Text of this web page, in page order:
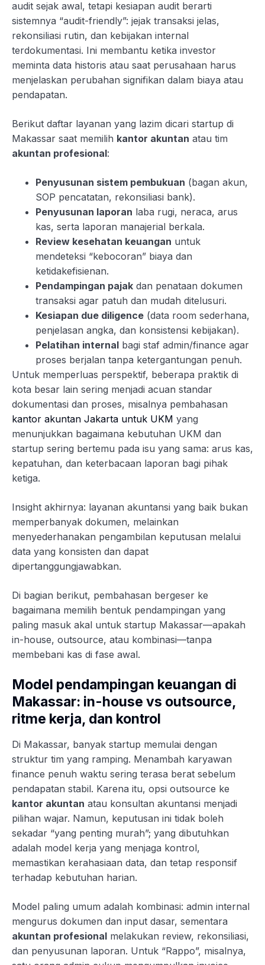
audit sejak awal, tetapi kesiapan audit berarti
sistemnya “audit-friendly”: jejak transaksi jelas,
rekonsiliasi rutin, dan kebijakan internal
terdokumentasi. Ini membantu ketika investor
meminta data historis atau saat perusahaan harus
menjelaskan perubahan signifikan dalam biaya atau
pendapatan.
Berikut daftar layanan yang lazim dicari startup di
Makassar saat memilih kantor akuntan atau tim
akuntan profesional:
Penyusunan sistem pembukuan (bagan akun,
SOP pencatatan, rekonsiliasi bank).
Penyusunan laporan laba rugi, neraca, arus
kas, serta laporan manajerial berkala.
Review kesehatan keuangan untuk
mendeteksi “kebocoran” biaya dan
ketidakefisienan.
Pendampingan pajak dan penataan dokumen
transaksi agar patuh dan mudah ditelusuri.
Kesiapan due diligence (data room sederhana,
penjelasan angka, dan konsistensi kebijakan).
Pelatihan internal bagi staf admin/finance agar
proses berjalan tanpa ketergantungan penuh.
Untuk memperluas perspektif, beberapa praktik di
kota besar lain sering menjadi acuan standar
dokumentasi dan proses, misalnya pembahasan
kantor akuntan Jakarta untuk UKM yang
menunjukkan bagaimana kebutuhan UKM dan
startup sering bertemu pada isu yang sama: arus kas,
kepatuhan, dan keterbacaan laporan bagi pihak
ketiga.
Insight akhirnya: layanan akuntansi yang baik bukan
memperbanyak dokumen, melainkan
menyederhanakan pengambilan keputusan melalui
data yang konsisten dan dapat
dipertanggungjawabkan.
Di bagian berikut, pembahasan bergeser ke
bagaimana memilih bentuk pendampingan yang
paling masuk akal untuk startup Makassar—apakah
in-house, outsource, atau kombinasi—tanpa
membebani kas di fase awal.
Model pendampingan keuangan di
Makassar: in-house vs outsource,
ritme kerja, dan kontrol
Di Makassar, banyak startup memulai dengan
struktur tim yang ramping. Menambah karyawan
finance penuh waktu sering terasa berat sebelum
pendapatan stabil. Karena itu, opsi outsource ke
kantor akuntan atau konsultan akuntansi menjadi
pilihan wajar. Namun, keputusan ini tidak boleh
sekadar “yang penting murah”; yang dibutuhkan
adalah model kerja yang menjaga kontrol,
memastikan kerahasiaan data, dan tetap responsif
terhadap kebutuhan harian.
Model paling umum adalah kombinasi: admin internal
mengurus dokumen dan input dasar, sementara
akuntan profesional melakukan review, rekonsiliasi,
dan penyusunan laporan. Untuk “Rappo”, misalnya,